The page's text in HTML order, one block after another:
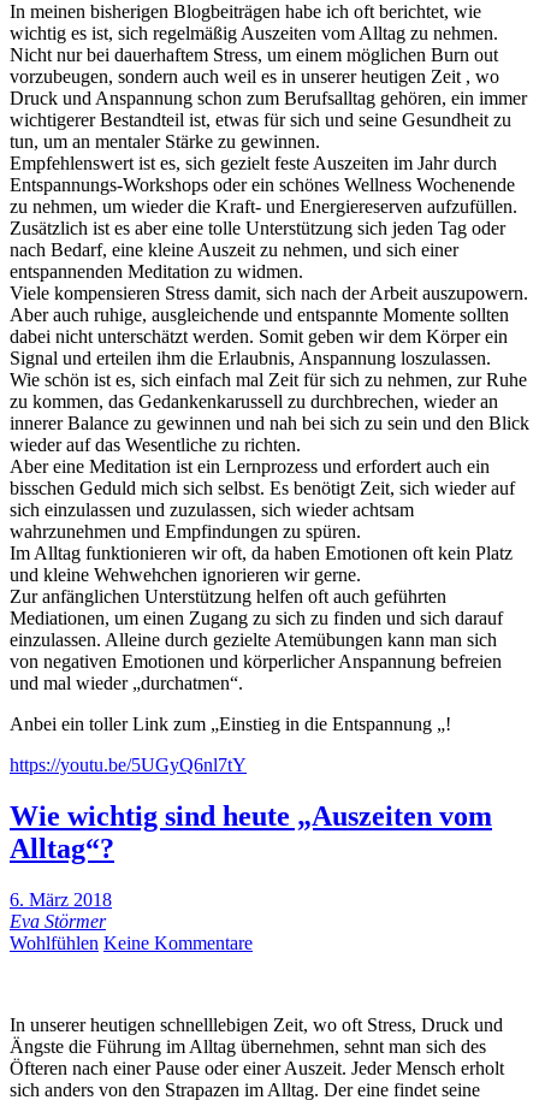
In meinen bisherigen Blogbeiträgen habe ich oft berichtet, wie
wichtig es ist, sich regelmäßig Auszeiten vom Alltag zu nehmen.
Nicht nur bei dauerhaftem Stress, um einem möglichen Burn out
vorzubeugen, sondern auch weil es in unserer heutigen Zeit , wo
Druck und Anspannung schon zum Berufsalltag gehören, ein immer
wichtigerer Bestandteil ist, etwas für sich und seine Gesundheit zu
tun, um an mentaler Stärke zu gewinnen.
Empfehlenswert ist es, sich gezielt feste Auszeiten im Jahr durch
Entspannungs-Workshops oder ein schönes Wellness Wochenende
zu nehmen, um wieder die Kraft- und Energiereserven aufzufüllen.
Zusätzlich ist es aber eine tolle Unterstützung sich jeden Tag oder
nach Bedarf, eine kleine Auszeit zu nehmen, und sich einer
entspannenden Meditation zu widmen.
Viele kompensieren Stress damit, sich nach der Arbeit auszupowern.
Aber auch ruhige, ausgleichende und entspannte Momente sollten
dabei nicht unterschätzt werden. Somit geben wir dem Körper ein
Signal und erteilen ihm die Erlaubnis, Anspannung loszulassen.
Wie schön ist es, sich einfach mal Zeit für sich zu nehmen, zur Ruhe
zu kommen, das Gedankenkarussell zu durchbrechen, wieder an
innerer Balance zu gewinnen und nah bei sich zu sein und den Blick
wieder auf das Wesentliche zu richten.
Aber eine Meditation ist ein Lernprozess und erfordert auch ein
bisschen Geduld mich sich selbst. Es benötigt Zeit, sich wieder auf
sich einzulassen und zuzulassen, sich wieder achtsam
wahrzunehmen und Empfindungen zu spüren.
Im Alltag funktionieren wir oft, da haben Emotionen oft kein Platz
und kleine Wehwehchen ignorieren wir gerne.
Zur anfänglichen Unterstützung helfen oft auch geführten
Mediationen, um einen Zugang zu sich zu finden und sich darauf
einzulassen. Alleine durch gezielte Atemübungen kann man sich
von negativen Emotionen und körperlicher Anspannung befreien
und mal wieder „durchatmen“.
Anbei ein toller Link zum „Einstieg in die Entspannung „!
https://youtu.be/5UGyQ6nl7tY
Wie wichtig sind heute „Auszeiten vom
Alltag“?
6. März 2018
Eva Störmer
Wohlfühlen Keine Kommentare
In unserer heutigen schnelllebigen Zeit, wo oft Stress, Druck und
Ängste die Führung im Alltag übernehmen, sehnt man sich des
Öfteren nach einer Pause oder einer Auszeit. Jeder Mensch erholt
sich anders von den Strapazen im Alltag. Der eine findet seine